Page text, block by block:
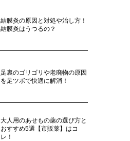
結膜炎の原因と対処や治し方！
結膜炎はうつるの？
足裏のゴリゴリや老廃物の原因
を足ツボで快適に解消！
大人用のあせもの薬の選び方と
おすすめ5選【市販薬】はコ
レ！